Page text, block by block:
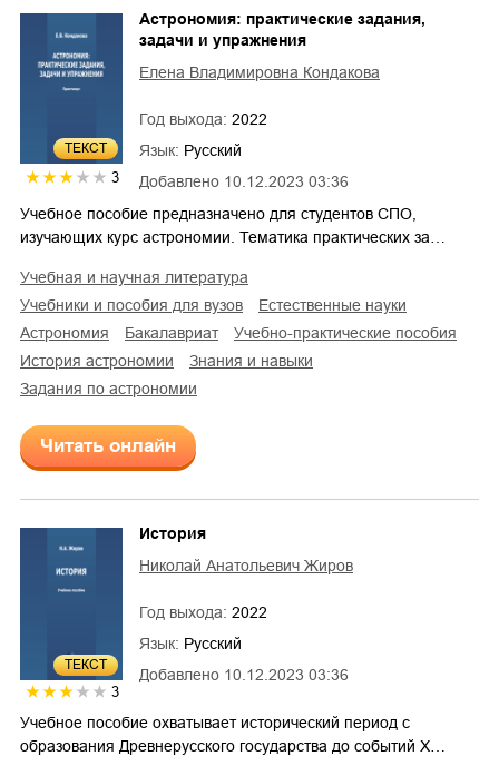
ТЕКСТ
3 Добавлено 10.12.2023 03:36
Астрономия: практические задания,
задачи и упражнения
Елена Владимировна Кондакова
Год выхода: 2022
Язык: Русский
Учебное пособие предназначено для студентов СПО,
изучающих курс астрономии. Тематика практических за…
учебная и научная литература
учебники и пособия для вузов
естественные науки
астрономия
бакалавриат
учебно-практические пособия
история астрономии
знания и навыки
задания по астрономии
Читать онлайн
ТЕКСТ
3
Добавлено 10.12.2023 03:36
История
Николай Анатольевич Жиров
Год выхода: 2022
Язык: Русский
Учебное пособие охватывает исторический период с
образования Древнерусского государства до событий Х…